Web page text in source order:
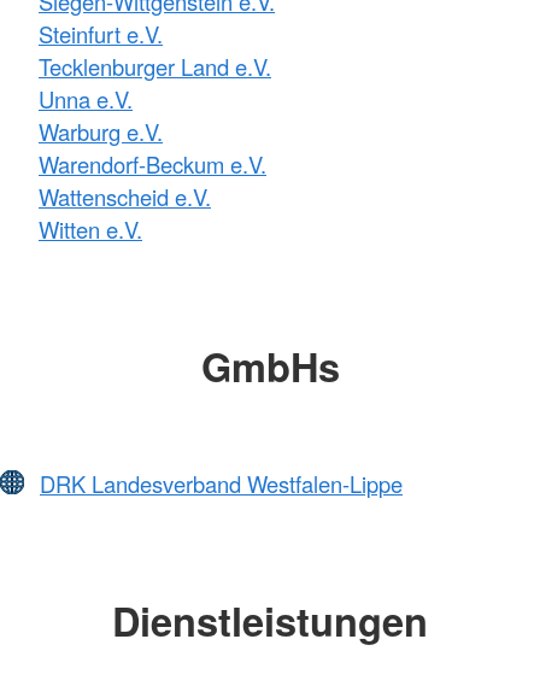
Steinfurt e.V.
Tecklenburger Land e.V.
Unna e.V.
Warburg e.V.
Warendorf-Beckum e.V.
Wattenscheid e.V.
Witten e.V.
GmbHs
DRK Landesverband Westfalen-Lippe
Dienstleistungen